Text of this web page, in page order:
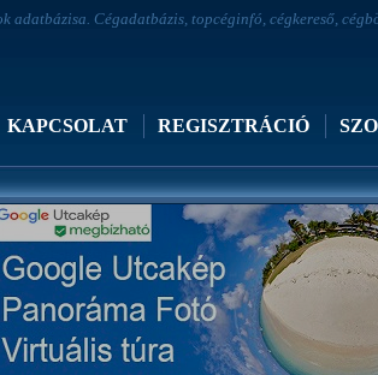
adatbázisa. Cégadatbázis, topcéginfó, cégkereső,
KAPCSOLAT REGISZTRÁCIÓ